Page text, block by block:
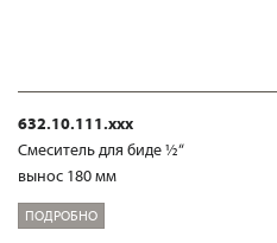
632.10.111.xxx
Смеситель для биде ½“
вынос 180 мм
ПОДРОБНО